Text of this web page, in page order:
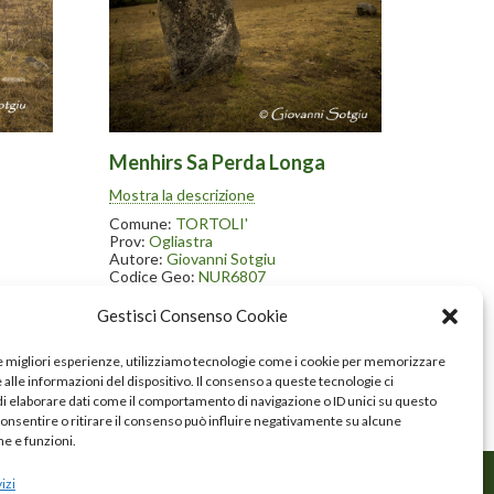
Gestisci Consenso Cookie
migliori esperienze, utilizziamo tecnologie come i cookie per memorizzare
alle informazioni del dispositivo. Il consenso a queste tecnologie ci
elaborare dati come il comportamento di navigazione o ID unici su questo
o ritirare il consenso può influire negativamente su alcune
e funzioni.
a
Menhirs Sa Perda Longa
Longa, situato in una zona collinare a
pochi chilometri da Tortolì, comprende
quindici menhir, la maggior parte
abbattuti, due tombe di giganti
(quest’ultime di non facile
individuazione) e tre nuraghi nelle
(nome in sardo dei menhir), da
quarto millennio avanti Cristo
(prenuragico), ma è stato frequentato
sino all’epoca romana.
Mostra la descrizione
Comune: TORTOLI'
Prov:Ogliastra
Autore:Giovanni Sotgiu
Codice Geo:NUR6807